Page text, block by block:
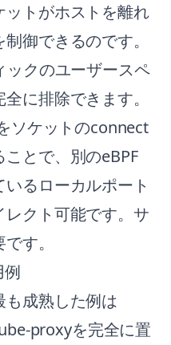
ットがホストを離れ
御できるのです。
ックのユーザースペ
に排除できます。
ソケットのconnect
とで、別のeBPF
るローカルポート
クト可能です。サ
す。
例
も成熟した例は
proxyを完全に置